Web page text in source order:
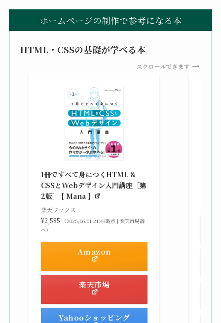
ホームページの制作で参考になる本
HTML・CSSの基礎が学べる本
スクロールできます
1冊ですべて身につくHTML &
CSSとWebデザイン入門講座［第
2版］ [ Mana ]
楽天ブックス
¥2,585
（2025/06/01 21:49時点 | 楽天市場調
べ）
Amazon
楽天市場
Yahooショッピング